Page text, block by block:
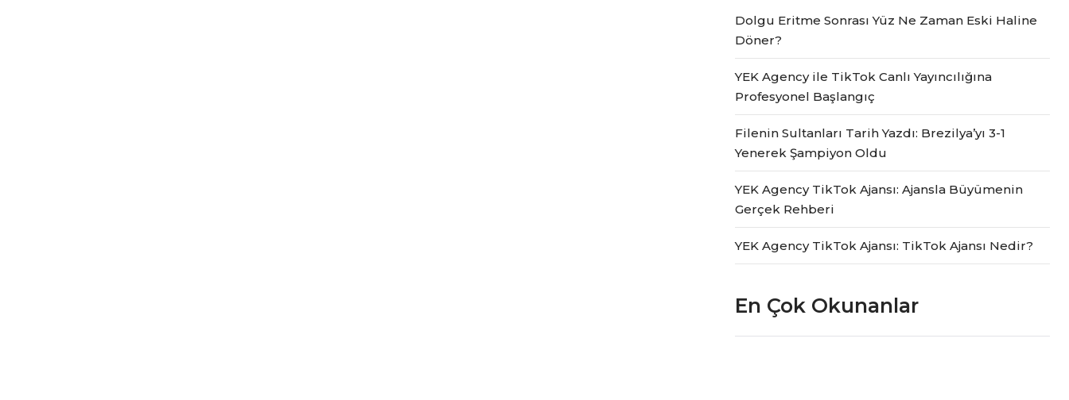
Dolgu Eritme Sonrası Yüz Ne Zaman Eski Haline
Döner?
YEK Agency ile TikTok Canlı Yayıncılığına
Profesyonel Başlangıç
Filenin Sultanları Tarih Yazdı: Brezilya’yı 3-1
Yenerek Şampiyon Oldu
YEK Agency TikTok Ajansı: Ajansla Büyümenin
Gerçek Rehberi
YEK Agency TikTok Ajansı: TikTok Ajansı Nedir?
En Çok Okunanlar